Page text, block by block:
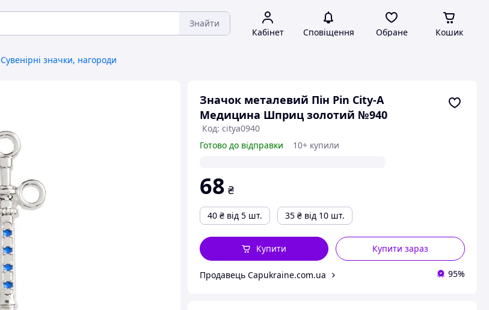
Знайти
Кабінет Сповіщення Обране Кошик
Сувенірні значки, нагороди
Значок металевий Пін Pin City-A
Медицина Шприц золотий №940
Код: citya0940
Готово до відправки
10+ купили
68 ₴
40 ₴ від 5 шт. 35 ₴ від 10 шт.
Купити зараз
Купити
Продавець Capukraine.com.ua 95%